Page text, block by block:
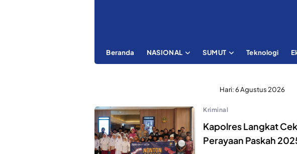
Beranda NASIONAL SUMUT Teknologi
Hari:6 Agustus 2026
Kriminal
Kapolres Langkat
Perayaan Paskah